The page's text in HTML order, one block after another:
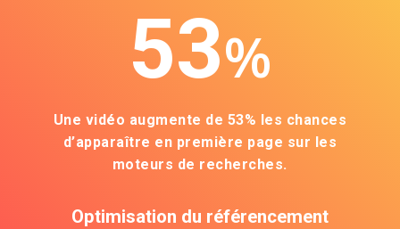
53%
Une vidéo augmente de 53% les chances
d’apparaître en première page sur les
moteurs de recherches.
Optimisation du référencement